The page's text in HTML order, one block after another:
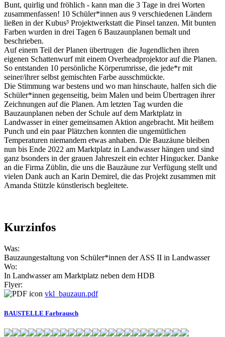
Bunt, quirlig und fröhlich - kann man die 3 Tage in drei Worten
zusammenfassen! 10 Schüler*innen aus 9 verschiedenen Ländern
ließen in der Kubus³ Projektwerkstatt die Pinsel tanzen. Mit bunten
Farben wurden in drei Tagen 6 Bauzaunplanen bemalt und
beschrieben.
Auf einem Teil der Planen übertrugen die Jugendlichen ihren
eigenen Schattenwurf mit einem Overheadprojektor auf die Planen.
So entstanden 10 persönliche Körperumrisse, die jede*r mit
seiner/ihrer selbst gemischten Farbe ausschmückte.
Die Stimmung war bestens und wo man hinschaute, halfen sich die
Schüler*innen gegenseitig, beim Malen und beim Übertragen ihrer
Zeichnungen auf die Planen. Am letzten Tag wurden die
Bauzaunplanen neben der Schule auf dem Marktplatz in
Landwasser in einer gemeinsamen Aktion angebracht. Mit heißem
Punch und ein paar Plätzchen konnten die ungemütlichen
Temperaturen niemandem etwas anhaben. Die Bauzäune bleiben
nun bis Ende 2022 am Marktplatz in Landwasser hängen und sind
ganz bsonders in der grauen Jahreszeit ein echter Hingucker. Danke
an die Firma Züblin, die uns die Bauzäune zur Verfügung stellt und
vielen Dank auch an Karin Demirel, die das Projekt zusammen mit
Amanda Stützle künstlerisch begleitete.
Kurzinfos
Was:
Bauzaungestaltung von Schüler*innen der ASS II in Landwasser
Wo:
In Landwasser am Marktplatz neben dem HDB
Flyer:
vkl_bauzaun.pdf
BAUSTELLE Farbrausch